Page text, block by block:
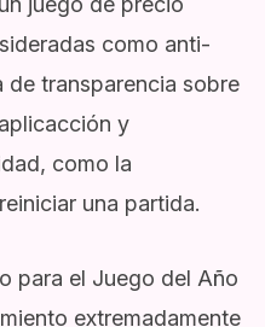
como anti-
transparencia sobre
y
como la
una partida.
para el Juego del Año
extremadamente